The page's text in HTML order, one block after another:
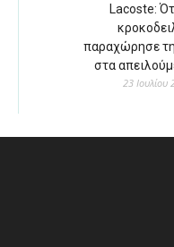
Lacoste:
παραχώρησε
στα
23 Ιουλίου